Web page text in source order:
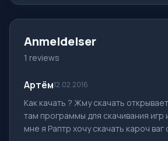
Anmeldelser
1 reviews
Артём12.02.2016
Как качать ? Жму скачать
там программы для скачивания игр
мне я Раптр хочу скачать кароч